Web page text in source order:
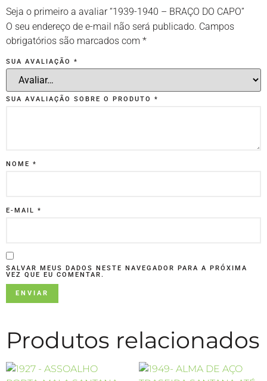
Seja o primeiro a avaliar “1939-1940 – BRAÇO DO CAPO”
O seu endereço de e-mail não será publicado. Campos
obrigatórios são marcados com *
SUA AVALIAÇÃO *
SUA AVALIAÇÃO SOBRE O PRODUTO *
NOME *
E-MAIL *
SALVAR MEUS DADOS NESTE NAVEGADOR PARA A PRÓXIMA
VEZ QUE EU COMENTAR.
Produtos relacionados